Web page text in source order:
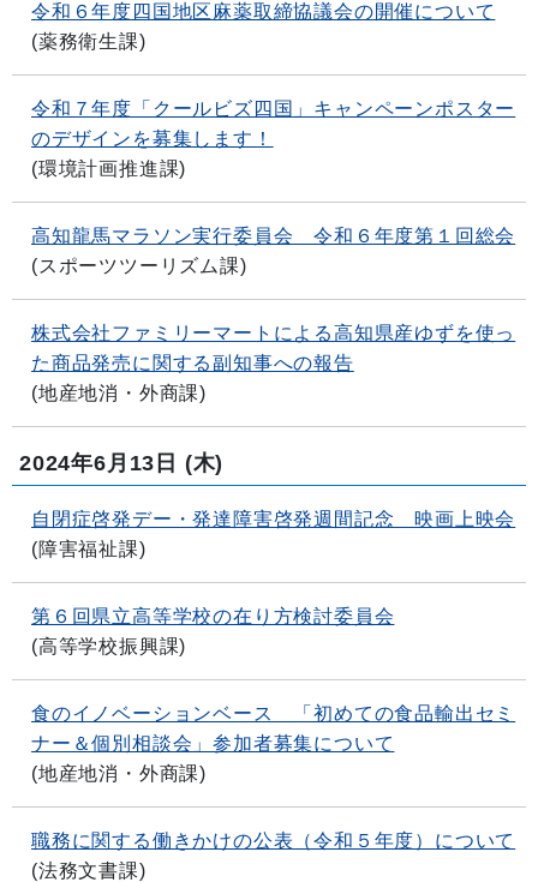
令和６年度四国地区麻薬取締協議会の開催について
(薬務衛生課)
令和７年度「クールビズ四国」キャンペーンポスター
のデザインを募集します！
(環境計画推進課)
高知龍馬マラソン実行委員会 令和６年度第１回総会
(スポーツツーリズム課)
株式会社ファミリーマートによる高知県産ゆずを使っ
た商品発売に関する副知事への報告
(地産地消・外商課)
2024年6月13日 (木)
自閉症啓発デー・発達障害啓発週間記念 映画上映会
(障害福祉課)
第６回県立高等学校の在り方検討委員会
(高等学校振興課)
食のイノベーションベース 「初めての食品輸出セミ
ナー＆個別相談会」参加者募集について
(地産地消・外商課)
職務に関する働きかけの公表（令和５年度）について
(法務文書課)